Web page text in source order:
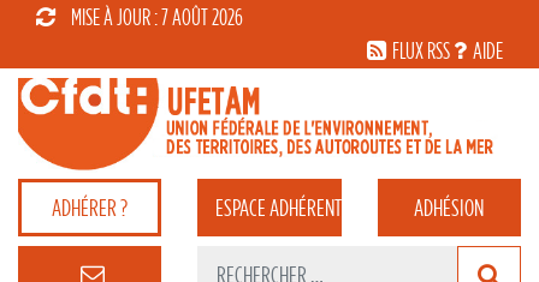
MISE À JOUR : 7 AOÛT 2026
FLUX RSS
AIDE
ADHÉRER ? ESPACEADHÉRENT ADHÉSION